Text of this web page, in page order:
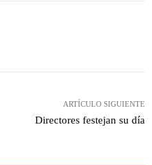
ARTÍCULO SIGUIENTE
Directores festejan su día